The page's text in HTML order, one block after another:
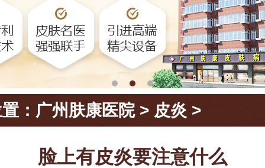
： 广州肤康医院> 皮炎 >
脸上有皮炎要注意什么